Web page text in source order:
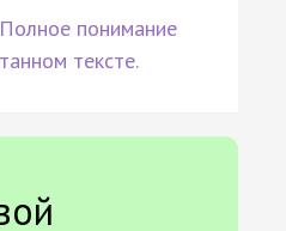
понимание
тексте.